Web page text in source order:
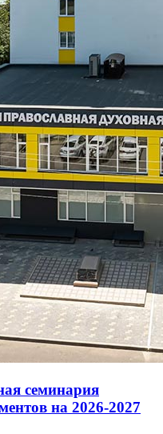
семинария
на 2026-2027